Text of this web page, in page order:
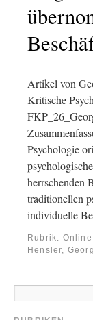
Artikel von
Kritische
Psychologie
herrschenden
traditionellen
individuelle
Rubrik:
Hensler, Georg